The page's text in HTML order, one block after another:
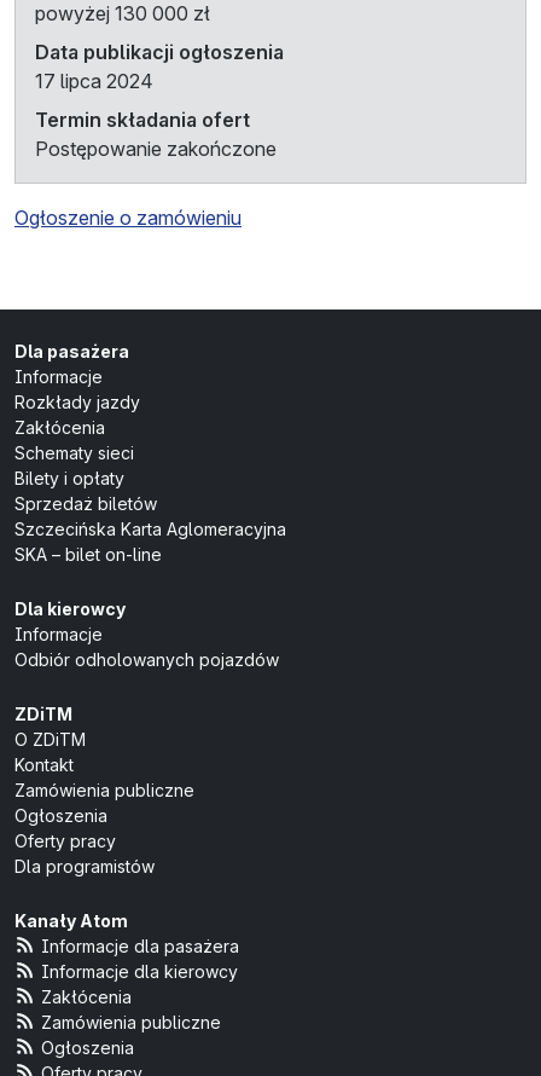
powyżej 130 000 zł
Data publikacji ogłoszenia
17 lipca 2024
Termin składania ofert
Postępowanie zakończone
Ogłoszenie o zamówieniu
Dla pasażera
Informacje
Rozkłady jazdy
Zakłócenia
Schematy sieci
Bilety i opłaty
Sprzedaż biletów
Szczecińska Karta Aglomeracyjna
SKA – bilet on-line
Dla kierowcy
Informacje
Odbiór odholowanych pojazdów
ZDiTM
O ZDiTM
Kontakt
Zamówienia publiczne
Ogłoszenia
Oferty pracy
Dla programistów
Kanały Atom
Informacje dla pasażera
Informacje dla kierowcy
Zakłócenia
Zamówienia publiczne
Ogłoszenia